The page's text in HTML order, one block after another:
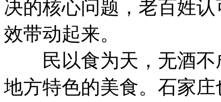
决的核心问题，老百姓
效带动起来。
民以食为天，无酒不
地方特色的美食。石家